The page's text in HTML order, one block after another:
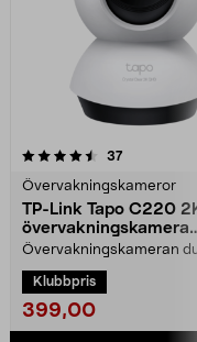
37recensioner
Övervakningskameror
TP-Link Tapo C220
övervakningskamera
inomhus
Övervakningskameran
med smart AI. TP-Link T...
Klubbpris
399,00
0.0 av 5 stjärnor